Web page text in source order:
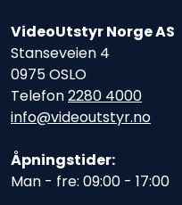
VideoUtstyr Norge AS
Stanseveien 4
0975 OSLO
Telefon2280 4000
info@videoutstyr.no
Åpningstider:
Man - fre: 09:00 - 17:00